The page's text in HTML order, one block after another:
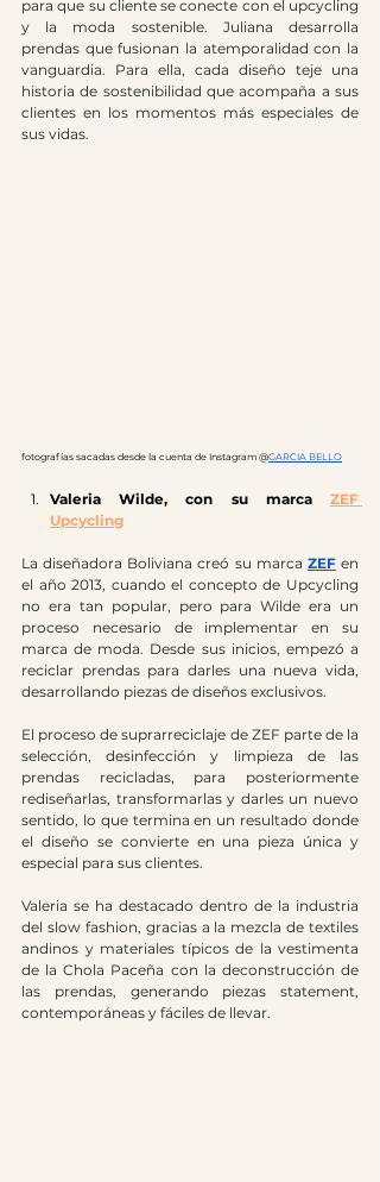
para que su cliente se conecte con el upcycling
y la moda sostenible. Juliana desarrolla
prendas que fusionan la atemporalidad con la
vanguardia. Para ella, cada diseño teje una
historia de sostenibilidad que acompaña a sus
clientes en los momentos más especiales de
sus vidas.
fotografías sacadas desde la cuenta de Instagram @GARCIA BELLO
Valeria Wilde, con su marca ZEF
Upcycling
La diseñadora Boliviana creó su marca ZEF en
el año 2013, cuando el concepto de Upcycling
no era tan popular, pero para Wilde era un
proceso necesario de implementar en su
marca de moda. Desde sus inicios, empezó a
reciclar prendas para darles una nueva vida,
desarrollando piezas de diseños exclusivos.
El proceso de suprarreciclaje de ZEF parte de la
selección, desinfección y limpieza de las
prendas recicladas, para posteriormente
rediseñarlas, transformarlas y darles un nuevo
sentido, lo que termina en un resultado donde
el diseño se convierte en una pieza única y
especial para sus clientes.
Valeria se ha destacado dentro de la industria
del slow fashion, gracias a la mezcla de textiles
andinos y materiales típicos de la vestimenta
de la Chola Paceña con la deconstrucción de
las prendas, generando piezas statement,
contemporáneas y fáciles de llevar.